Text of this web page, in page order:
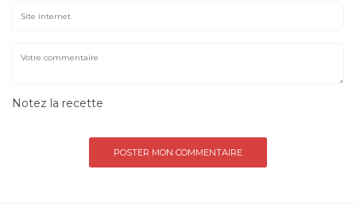
Notez la recette